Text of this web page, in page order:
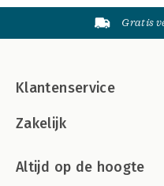
Gratis
Klantenservice
Zakelijk
Altijd op de hoogte